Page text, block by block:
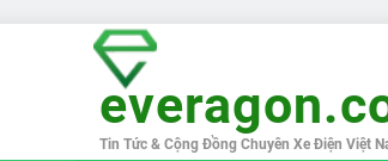
Tin Tức & Cộng Đồng Chuyên Xe Điện Việt